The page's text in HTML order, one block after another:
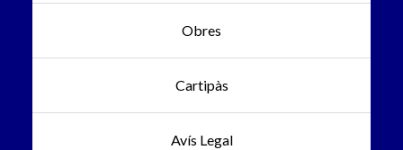
Obres
Cartipàs
Avís Legal